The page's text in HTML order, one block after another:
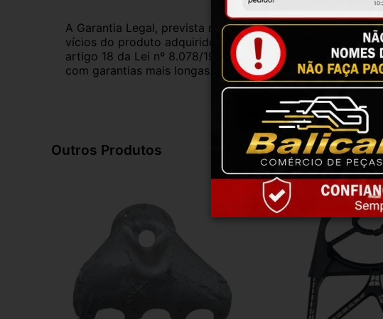
A Garantia Legal, prevista no Código de Defesa do
vícios do produto adquirido.Na impossibilidade de
artigo 18 da Lei nº 8.078/1990, ou, ainda, a utilização
com garantias mais longas. Consulte nossos vendedores.
Outros Produtos